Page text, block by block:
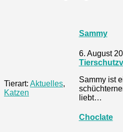
Tierart: Aktuelles,
Katzen
Sammy
6. August
Sammy ist
liebt…
Choclate